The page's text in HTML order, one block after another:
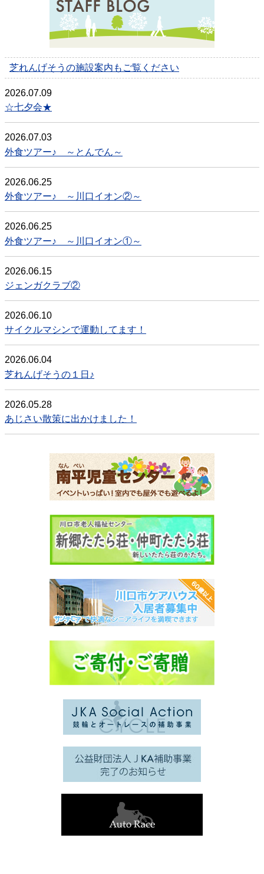
芝れんげそうの施設案内もご覧ください
2026.07.09
☆七夕会★
2026.07.03
外食ツアー♪ ～とんでん～
2026.06.25
外食ツアー♪ ～川口イオン②～
2026.06.25
外食ツアー♪ ～川口イオン①～
2026.06.15
ジェンガクラブ②
2026.06.10
サイクルマシンで運動してます！
2026.06.04
芝れんげそうの１日♪
2026.05.28
あじさい散策に出かけました！